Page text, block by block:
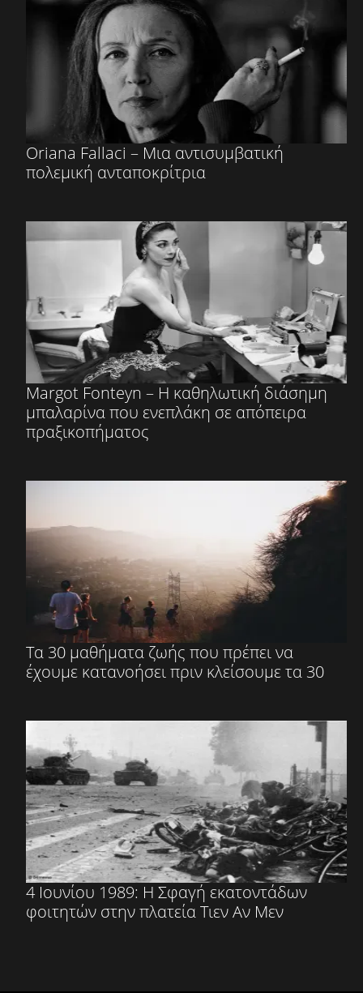
Oriana Fallaci – Μια αντισυμβατική
πολεμική ανταποκρίτρια
Margot Fonteyn – Η καθηλωτική διάσημη
μπαλαρίνα που ενεπλάκη σε απόπειρα
πραξικοπήματος
Τα 30 μαθήματα ζωής που πρέπει να
έχουμε κατανοήσει πριν κλείσουμε τα 30
4 Ιουνίου 1989: Η Σφαγή εκατοντάδων
φοιτητών στην πλατεία Τιεν Αν Μεν